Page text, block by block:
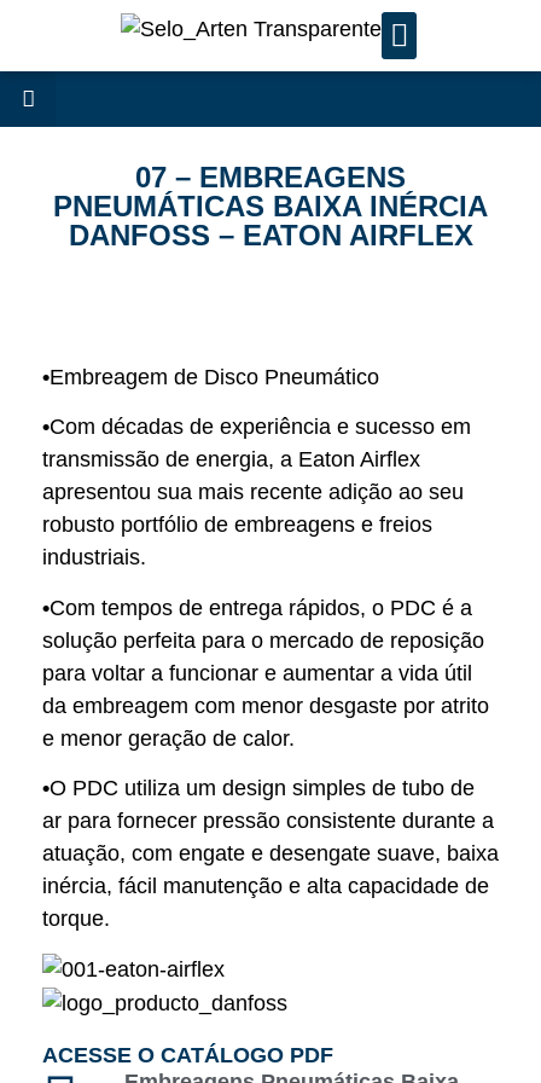
07 – EMBREAGENS
PNEUMÁTICAS BAIXA INÉRCIA
DANFOSS – EATON AIRFLEX
•Embreagem de Disco Pneumático
•Com décadas de experiência e sucesso em
transmissão de energia, a Eaton Airflex
apresentou sua mais recente adição ao seu
robusto portfólio de embreagens e freios
industriais.
•Com tempos de entrega rápidos, o PDC é a
solução perfeita para o mercado de reposição
para voltar a funcionar e aumentar a vida útil
da embreagem com menor desgaste por atrito
e menor geração de calor.
•O PDC utiliza um design simples de tubo de
ar para fornecer pressão consistente durante a
atuação, com engate e desengate suave, baixa
inércia, fácil manutenção e alta capacidade de
torque.
ACESSE O CATÁLOGO PDF